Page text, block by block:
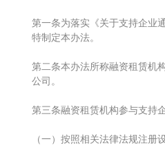
第一条为落实《关于支持企业
特制定本办法。
第二条本办法所称融资租赁机
公司。
第三条融资租赁机构参与支持
（一）按照相关法律法规注